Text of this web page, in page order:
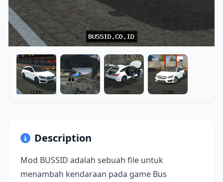
Description
Mod BUSSID adalah sebuah file untuk
menambah kendaraan pada game Bus